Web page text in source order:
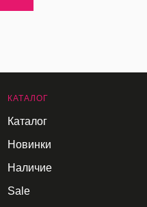
КАТАЛОГ
Каталог
Новинки
Наличие
Sale